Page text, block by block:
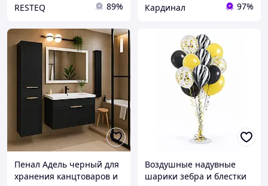
RESTEQ 89% Кардинал 97%
Пенал Адель черный для
хранения канцтоваров и
Воздушные надувные
шарики зебра и блестки